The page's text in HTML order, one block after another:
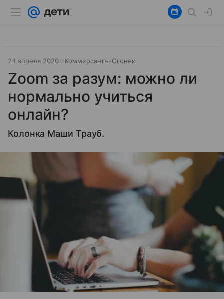
24 апреля 2020 Коммерсантъ-Огонек
Zoom за разум: можно ли
нормально учиться
онлайн?
Колонка Маши Трауб.